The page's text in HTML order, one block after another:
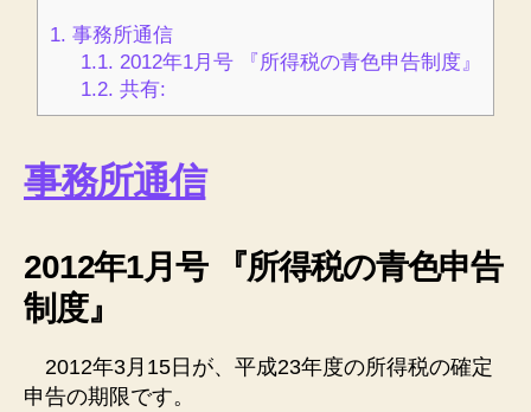
1. 事務所通信
1.1. 2012年1月号 『所得税の青色申告制度』
1.2. 共有:
事務所通信
2012年1月号 『所得税の青色申告
制度』
2012年3月15日が、平成23年度の所得税の確定
申告の期限です。